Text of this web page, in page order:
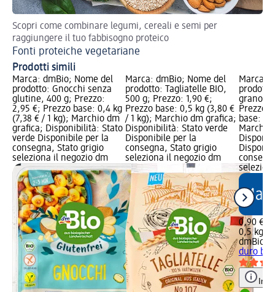
Scopri come combinare legumi, cereali e semi per
raggiungere il tuo fabbisogno proteico
Fonti proteiche vegetariane
Prodotti simili
Marca: dmBio; Nome del
prodotto: Gnocchi senza
glutine, 400 g; Prezzo:
2,95 €; Prezzo base: 0,4 kg
(7,38 € / 1 kg); Marchio dm
grafica; Disponibilità: Stato
verde Disponibile per la
consegna, Stato grigio
seleziona il negozio dm
Marca: dmBio; Nome del
prodotto: Tagliatelle BIO,
500 g; Prezzo: 1,90 €;
Prezzo base: 0,5 kg (3,80 €
/ 1 kg); Marchio dm grafica;
Disponibilità: Stato verde
Disponibile per la
consegna, Stato grigio
seleziona il negozio dm
Marca:
grano
Prezzo:
base:
Marchio
0,90 €
0,5 kg
dmBio
duro